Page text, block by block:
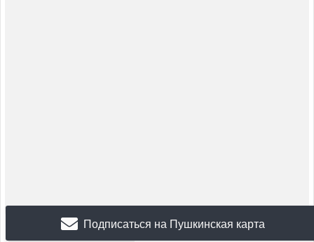
Подписаться на Пушкинская карта